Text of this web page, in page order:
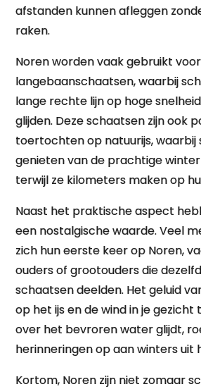
afstanden kunnen afleggen
raken.
Noren worden vaak gebruikt voor
langebaanschaatsen, waarbij
lange rechte lijn op hoge
glijden. Deze schaatsen zijn ook
toertochten op natuurijs, waarbij
genieten van de prachtige
terwijl ze kilometers maken op
Naast het praktische aspect
een nostalgische waarde. Veel
zich hun eerste keer op Noren,
ouders of grootouders die
schaatsen deelden. Het geluid
op het ijs en de wind in je gezicht
over het bevroren water glijdt,
herinneringen op aan winters uit
Kortom, Noren zijn niet zomaar